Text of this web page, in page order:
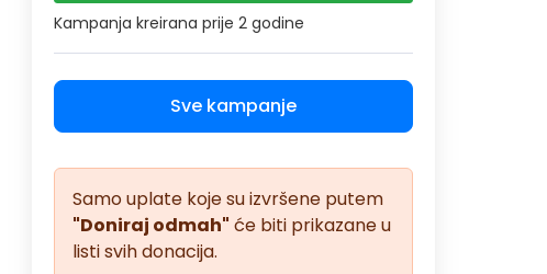
Kampanja kreiranaprije 2 godine
Sve kampanje
Samo uplate koje su izvršene putem
"Doniraj odmah" će biti prikazane u
listi svih donacija.